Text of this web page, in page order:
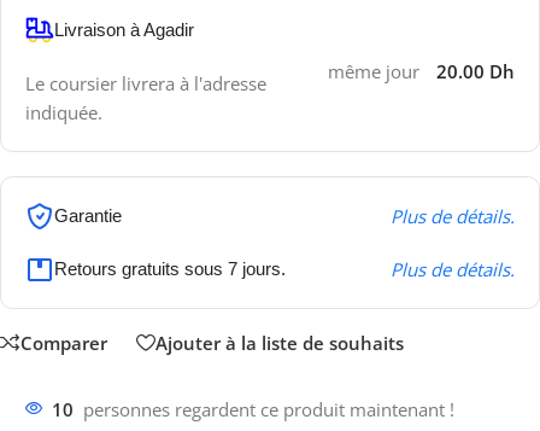
Livraison à Agadir
Le coursier livrera à l'adresse
indiquée.
même jour 20.00 Dh
Garantie Plus de détails.
Retours gratuits sous 7 jours. Plus de détails.
Comparer Ajouter à la liste de souhaits
10 personnes regardent ce produit maintenant !